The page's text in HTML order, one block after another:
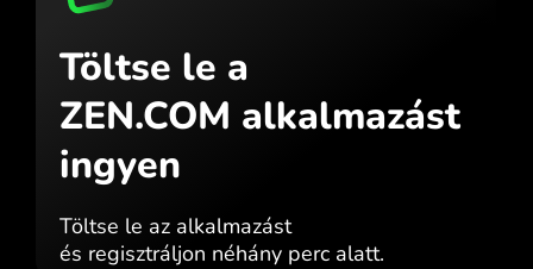
Töltse le a
ZEN.COM alkalmazást
ingyen
Töltse le az alkalmazást
és regisztráljon néhány perc alatt.